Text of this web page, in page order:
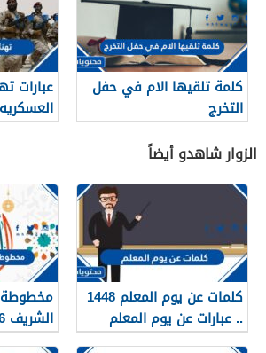
كلمة تلقيها الام في حفل
التخرج
عبارات
وبالصور
الزوار شاهدو أيضاً
كلمات عن يوم المعلم 1448
.. عبارات عن يوم المعلم
مكتوبة 1448
مخطوطة
الشريف 2026 جديدة